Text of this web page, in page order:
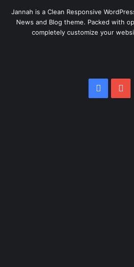
Jannah is a Clean Responsive
News and Blog theme. Packed with
completely customize your